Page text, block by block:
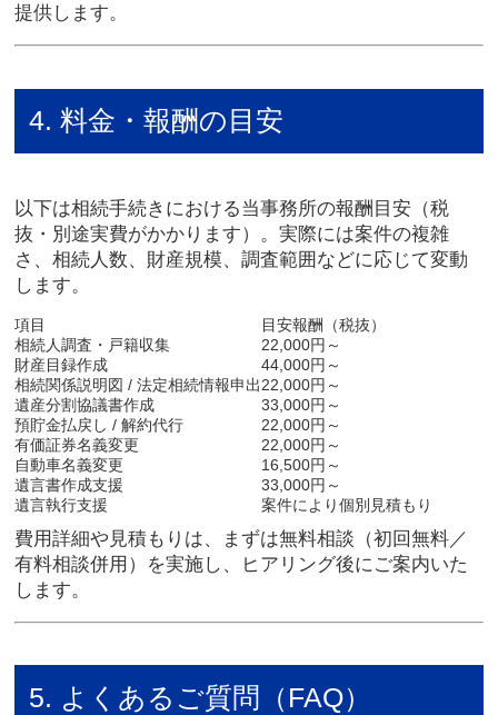
提供します。
4. 料金・報酬の目安
以下は相続手続きにおける当事務所の報酬目安（税
抜・別途実費がかかります）。実際には案件の複雑
さ、相続人数、財産規模、調査範囲などに応じて変動
します。
項目
目安報酬（税抜）
相続人調査・戸籍収集
22,000円～
財産目録作成
44,000円～
相続関係説明図 / 法定相続情報申出22,000円～
遺産分割協議書作成
33,000円～
預貯金払戻し / 解約代行
22,000円～
有価証券名義変更
22,000円～
自動車名義変更
16,500円～
遺言書作成支援
33,000円～
遺言執行支援
案件により個別見積もり
費用詳細や見積もりは、まずは無料相談（初回無料／
有料相談併用）を実施し、ヒアリング後にご案内いた
します。
5. よくあるご質問（FAQ）